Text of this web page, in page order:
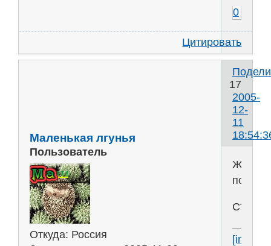
0
Цитировать
17
2005-
12-
11
Маленькая лгунья
Пользователь
Откуда: Россия